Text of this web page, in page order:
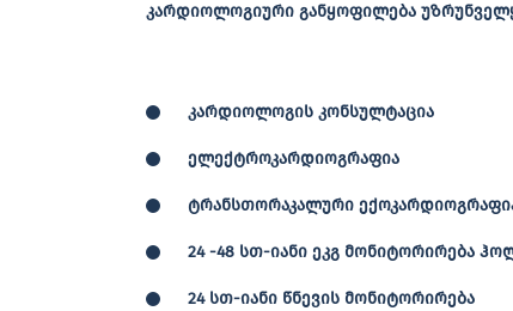
კარდიოლოგიური განყოფილება
კარდიოლოგის კონსულტაცია
ელექტროკარდიოგრაფია
ტრანსთორაკალური
24 -48 სთ-იანი ეკგ
24 სთ-იანი წნევის მონიტორირება